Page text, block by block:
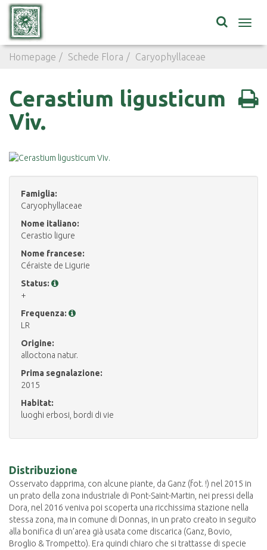
Homepage Schede Flora Caryophyllaceae
Cerastium ligusticum
Viv.
Famiglia:
Caryophyllaceae
Nome italiano:
Cerastio ligure
Nome francese:
Céraiste de Ligurie
Status:
+
Frequenza:
LR
Origine:
alloctona natur.
Prima segnalazione:
2015
Habitat:
luoghi erbosi, bordi di vie
Distribuzione
Osservato dapprima, con alcune piante, da Ganz (fot. !) nel 2015 in
un prato della zona industriale di Pont-Saint-Martin, nei pressi della
Dora, nel 2016 veniva poi scoperta una ricchissima stazione nella
stessa zona, ma in comune di Donnas, in un prato creato in seguito
alla bonifica di un’area già usata come discarica (Ganz, Bovio,
Broglio & Trompetto). Era quindi chiaro che si trattasse di specie